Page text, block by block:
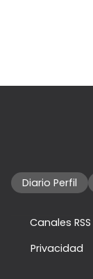
Diario Perfil
Canales RSS
Privacidad